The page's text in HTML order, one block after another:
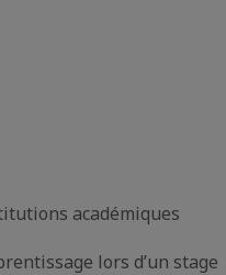
académiques
lors d’un stage